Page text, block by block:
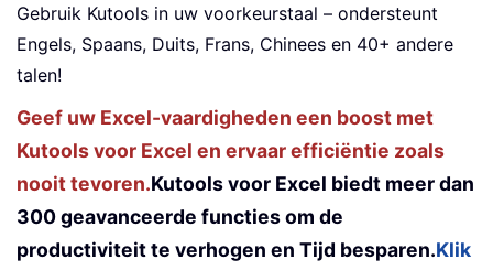
Gebruik Kutools in uw voorkeurstaal – ondersteunt
Engels, Spaans, Duits, Frans, Chinees en 40+ andere
talen!
Geef uw Excel-vaardigheden een boost met
Kutools voor Excel en ervaar efficiëntie zoals
nooit tevoren.Kutools voor Excel biedt meer dan
300 geavanceerde functies om de
productiviteit te verhogen en Tijd besparen.Klik